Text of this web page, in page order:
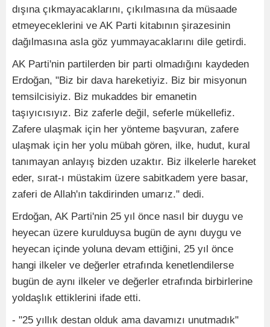
dışına çıkmayacaklarını, çıkılmasına da müsaade
etmeyeceklerini ve AK Parti kitabının şirazesinin
dağılmasına asla göz yummayacaklarını dile getirdi.
AK Parti'nin partilerden bir parti olmadığını kaydeden
Erdoğan, "Biz bir dava hareketiyiz. Biz bir misyonun
temsilcisiyiz. Biz mukaddes bir emanetin
taşıyıcısıyız. Biz zaferle değil, seferle mükellefiz.
Zafere ulaşmak için her yönteme başvuran, zafere
ulaşmak için her yolu mübah gören, ilke, hudut, kural
tanımayan anlayış bizden uzaktır. Biz ilkelerle hareket
eder, sırat-ı müstakim üzere sabitkadem yere basar,
zaferi de Allah'ın takdirinden umarız." dedi.
Erdoğan, AK Parti'nin 25 yıl önce nasıl bir duygu ve
heyecan üzere kurulduysa bugün de aynı duygu ve
heyecan içinde yoluna devam ettiğini, 25 yıl önce
hangi ilkeler ve değerler etrafında kenetlendilerse
bugün de aynı ilkeler ve değerler etrafında birbirlerine
yoldaşlık ettiklerini ifade etti.
- "25 yıllık destan olduk ama davamızı unutmadık"